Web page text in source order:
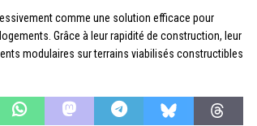
comme une solution efficace pour
Grâce à leur rapidité de construction, leur
modulaires sur terrains viabilisés constructibles